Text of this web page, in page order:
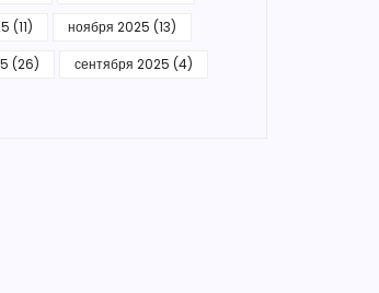
(11) ноября 2025 (13)
(26) сентября 2025 (4)